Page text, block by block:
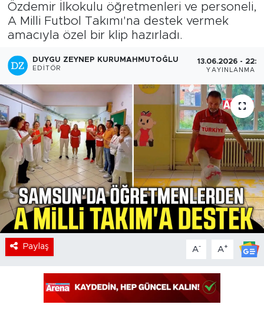
Özdemir İlkokulu öğretmenleri ve personeli,
A Milli Futbol Takımı'na destek vermek
amacıyla özel bir klip hazırladı.
DUYGU ZEYNEP KURUMAHMUTOĞLU
EDITÖR
13.06.2026 - 22:21
YAYINLANMA
Paylaş A- A+